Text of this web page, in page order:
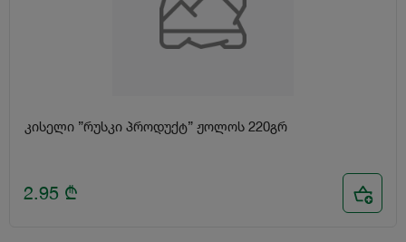
კისელი ”რუსკი პროდუქტ” ჟოლოს 220გრ
2.95 ₾